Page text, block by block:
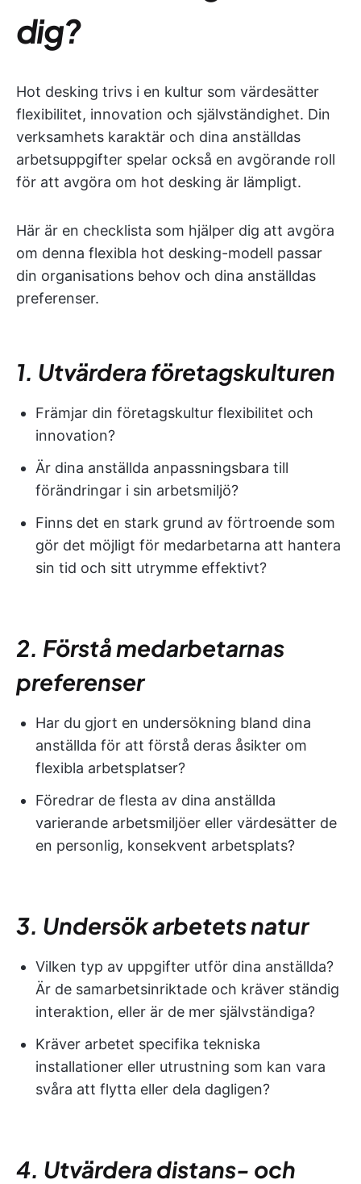
dig?
Hot desking trivs i en kultur som värdesätter
flexibilitet, innovation och självständighet. Din
verksamhets karaktär och dina anställdas
arbetsuppgifter spelar också en avgörande roll
för att avgöra om hot desking är lämpligt.
Här är en checklista som hjälper dig att avgöra
om denna flexibla hot desking-modell passar
din organisations behov och dina anställdas
preferenser.
1. Utvärdera företagskulturen
Främjar din företagskultur flexibilitet och
innovation?
Är dina anställda anpassningsbara till
förändringar i sin arbetsmiljö?
Finns det en stark grund av förtroende som
gör det möjligt för medarbetarna att hantera
sin tid och sitt utrymme effektivt?
2. Förstå medarbetarnas
preferenser
Har du gjort en undersökning bland dina
anställda för att förstå deras åsikter om
flexibla arbetsplatser?
Föredrar de flesta av dina anställda
varierande arbetsmiljöer eller värdesätter de
en personlig, konsekvent arbetsplats?
3. Undersök arbetets natur
Vilken typ av uppgifter utför dina anställda?
Är de samarbetsinriktade och kräver ständig
interaktion, eller är de mer självständiga?
Kräver arbetet specifika tekniska
installationer eller utrustning som kan vara
svåra att flytta eller dela dagligen?
4. Utvärdera distans- och